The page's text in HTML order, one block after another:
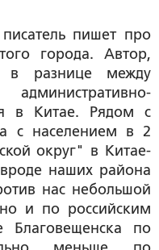
пишет про
города. Автор,
в разнице между
в Китае. Рядом с
с населением в 2
округ" в Китае-
наших района
нас небольшой
и по российским
по